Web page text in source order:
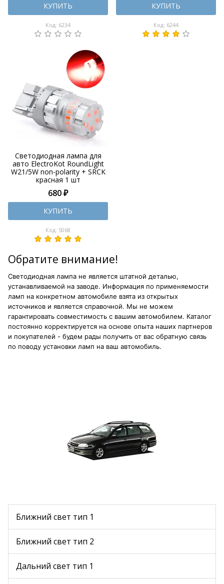
КУПИТЬ
Код: 6234
КУПИТЬ
Код: 6244
Светодиодная лампа для
авто ElectroKot RoundLight
W21/5W non-polarity + SRCK
красная 1 шт
680 ₽
КУПИТЬ
Код: 5068
Обратите внимание!
Светодиодная лампа не является штатной деталью,
устанавливаемой на заводе. Информация по применяемости
ламп на конкретном автомобиле взята из открытых
источников и является справочной. Мы не можем
гарантировать совместимость с вашим автомобилем. Каталог
постоянно корректируется на основе опыта наших партнеров
и покупателей - будем рады получить от вас обратную связь
по поводу установки ламп на ваш автомобиль.
Ближний свет тип 1
Ближний свет тип 2
Дальний свет тип 1